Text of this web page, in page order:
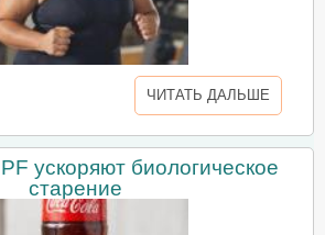
ЧИТАТЬ ДАЛЬШЕ
ускоряют биологическое
старение